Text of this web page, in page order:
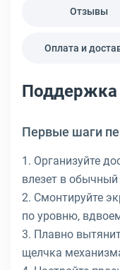
Отзывы
Оплата и
Поддержка
Первые шаги
1. Организуйте
влезет в
2. Смонтируйте
по уровню,
3. Плавно
щелчка